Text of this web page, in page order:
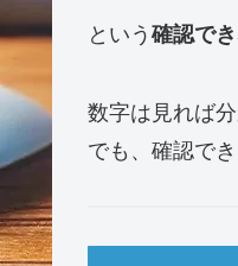
という確認で
数字は見れば分
でも、確認で